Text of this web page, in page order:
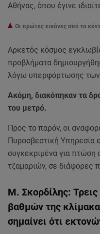
Αθήνας, όπου έγινε
Οι πρώτες εικόνες από το
Αρκετός κόσμος
προβλήματα
λόγω υπερφόρτωσης των
Aκόμη, διακόπηκαν τα
του μετρό.
Προς το παρόν, οι
Πυροσβεστική Υπηρεσία
συγκεκριμένα για πτώση
τζαμαριών, σε διάφορες
Μ. Σκορδίλης:
βαθμών της
σημαίνει ότι